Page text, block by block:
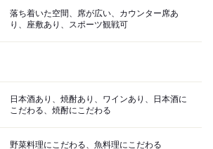
落ち着いた空間、席が広い、カウンター席あ
り、座敷あり、スポーツ観戦可
日本酒あり、焼酎あり、ワインあり、日本酒に
こだわる、焼酎にこだわる
野菜料理にこだわる、魚料理にこだわる